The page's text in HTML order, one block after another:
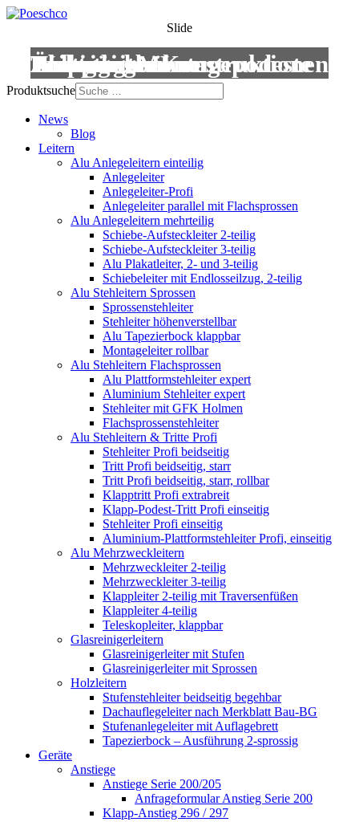
Slide
Leitern
Treppen
Anstiege
Podestleitern
Roll- und Montagepodeste
Wartungsbühnen
Übergänge
Aluminium-Konstruktionen
Produktsuche
News
Blog
Leitern
Alu Anlegeleitern einteilig
Anlegeleiter
Anlegeleiter-Profi
Anlegeleiter parallel mit Flachsprossen
Alu Anlegeleitern mehrteilig
Schiebe-Aufsteckleiter 2-teilig
Schiebe-Aufsteckleiter 3-teilig
Alu Plakatleiter, 2- und 3-teilig
Schiebeleiter mit Endlosseilzug, 2-teilig
Alu Stehleitern Sprossen
Sprossenstehleiter
Stehleiter höhenverstellbar
Alu Tapezierbock klappbar
Montageleiter rollbar
Alu Stehleitern Flachsprossen
Alu Plattformstehleiter expert
Aluminium Stehleiter expert
Stehleiter mit GFK Holmen
Flachsprossenstehleiter
Alu Stehleitern & Tritte Profi
Stehleiter Profi beidseitig
Tritt Profi beidseitig, starr
Tritt Profi beidseitig, starr, rollbar
Klapptritt Profi extrabreit
Klapp-Podest-Tritt Profi einseitig
Stehleiter Profi einseitig
Aluminium-Plattformstehleiter Profi, einseitig
Alu Mehrzweckleitern
Mehrzweckleiter 2-teilig
Mehrzweckleiter 3-teilig
Klappleiter 2-teilig mit Traversenfüßen
Klappleiter 4-teilig
Teleskopleiter, klappbar
Glasreinigerleitern
Glasreinigerleiter mit Stufen
Glasreinigerleiter mit Sprossen
Holzleitern
Stufenstehleiter beidseitig begehbar
Dachauflegeleiter nach Merkblatt Bau-BG
Stufenanlegeleiter mit Auflagebrett
Tapezierbock – Ausführung 2-sprossig
Geräte
Anstiege
Anstiege Serie 200/205
Anfrageformular Anstieg Serie 200
Klapp-Anstieg 296 / 297